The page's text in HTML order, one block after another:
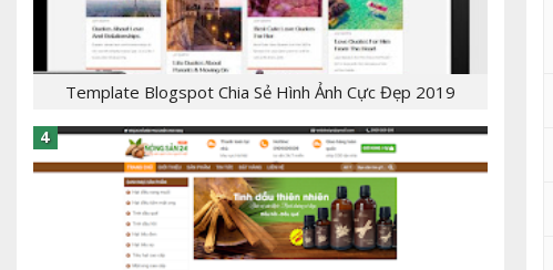
Template Blogspot Chia Sẻ Hình Ảnh Cực Đẹp 2019